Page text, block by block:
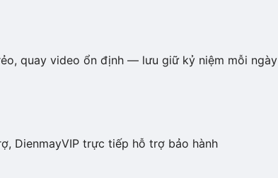
quay video ổn định — lưu giữ kỷ niệm mỗi ngày
DienmayVIP trực tiếp hỗ trợ bảo hành